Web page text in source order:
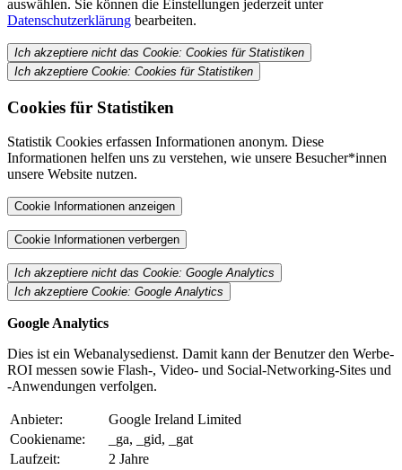
auswählen. Sie können die Einstellungen jederzeit unter
Datenschutzerklärung bearbeiten.
Ich akzeptiere nicht das Cookie: Cookies für Statistiken
Ich akzeptiere Cookie: Cookies für Statistiken
Cookies für Statistiken
Statistik Cookies erfassen Informationen anonym. Diese
Informationen helfen uns zu verstehen, wie unsere Besucher*innen
unsere Website nutzen.
Cookie Informationen anzeigen
Cookie Informationen verbergen
Ich akzeptiere nicht das Cookie: Google Analytics
Ich akzeptiere Cookie: Google Analytics
Google Analytics
Dies ist ein Webanalysedienst. Damit kann der Benutzer den Werbe-
ROI messen sowie Flash-, Video- und Social-Networking-Sites und
-Anwendungen verfolgen.
Anbieter:
Google Ireland Limited
Cookiename:
_ga, _gid, _gat
Laufzeit:
2 Jahre